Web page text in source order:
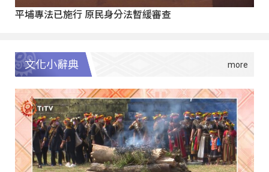
平埔專法已施行 原民身分法暫緩審查
文化小辭典